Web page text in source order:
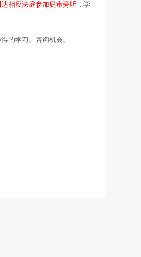
相应法庭参加庭审旁听 ，学
的学习、咨询机会。